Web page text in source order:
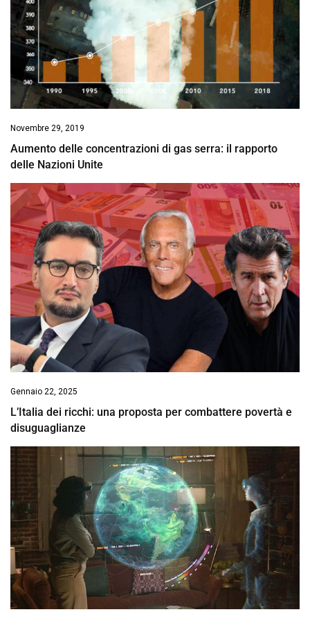
Novembre 29, 2019
Aumento delle concentrazioni di gas serra: il rapporto
delle Nazioni Unite
Gennaio 22, 2025
L’Italia dei ricchi: una proposta per combattere povertà e
disuguaglianze